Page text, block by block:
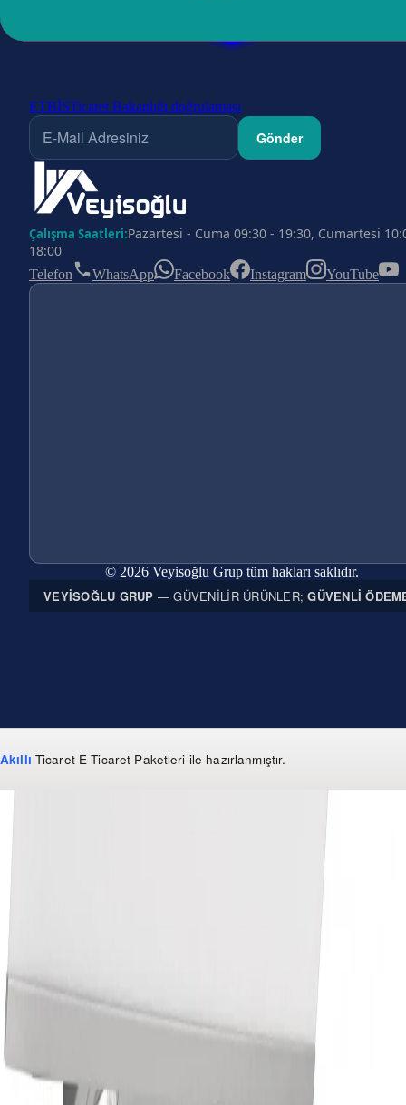
ETBİSTicaret Bakanlığı doğrulaması
Gönder
Çalışma Saatleri:Pazartesi - Cuma 09:30 - 19:30, Cumartesi
18:00
Telefon WhatsApp Facebook Instagram YouTube
© 2026 Veyisoğlu Grup tüm hakları saklıdır.
VEYISOĞLU GRUP — GÜVENILIR ÜRÜNLER;GÜVENLI
Akıllı Ticaret E-Ticaret Paketleri ile hazırlanmıştır.